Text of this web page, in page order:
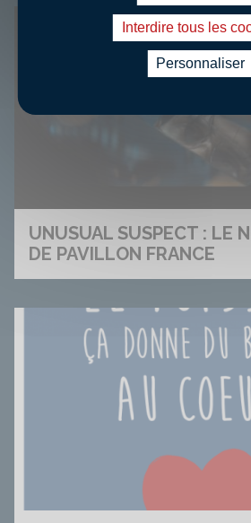
UNUSUAL SUSPECT : LE
DE PAVILLON FRANCE
Interdire tous les
Personnaliser